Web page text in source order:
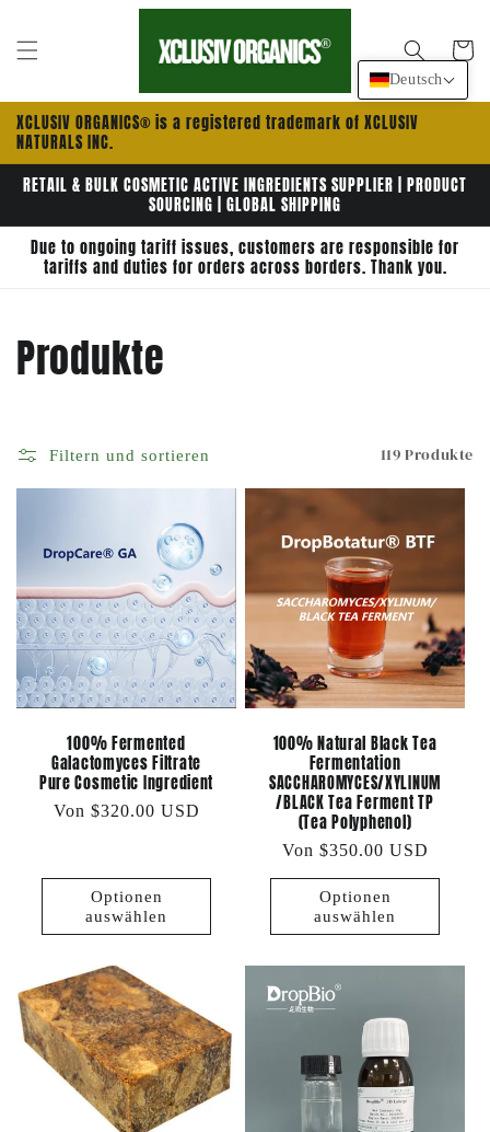
Inhalt
XCLUSIV ORGANICS® is a registered trademark of XCLUSIV
NATURALS INC.
RETAIL & BULK COSMETIC ACTIVE INGREDIENTS SUPPLIER | PRODUCT
SOURCING | GLOBAL SHIPPING
Due to ongoing tariff issues, customers are responsible for
tariffs and duties for orders across borders. Thank you.
K
t
e
g
o
r
i
Produkte
Filtern und sortieren 119 Produkte
100% Fermented
Galactomyces Filtrate
Pure Cosmetic Ingredient
Normaler
Von $320.00 USD
Optionen
auswählen
100% Natural Black Tea
Fermentation
SACCHAROMYCES/XYLINUM
/BLACK Tea Ferment TP
(Tea Polyphenol)
Normaler
Preis
Von $350.00 USD
Optionen
auswählen
Deutsch